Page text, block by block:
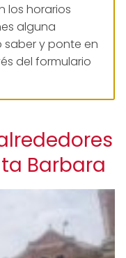
los horarios
alguna
saber y ponte en
del formulario
Barbara